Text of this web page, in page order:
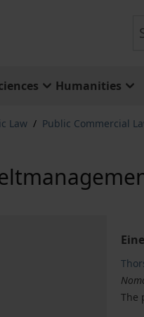
Humanities
Law / Public Commercial
The